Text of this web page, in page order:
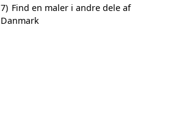
7) Find en maler i andre dele af
Danmark